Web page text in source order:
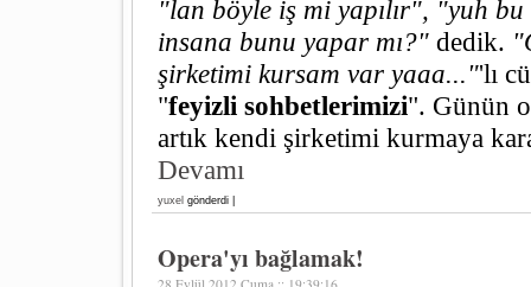
"lan böyle iş mi yapılır", "yuh
insana bunu yapar mı?" dedik.
şirketimi kursam var yaaa..."'lı
"feyizli sohbetlerimizi". Günün
artık kendi şirketimi kurmaya
Devamı
yuxel gönderdi |
Opera'yı bağlamak!